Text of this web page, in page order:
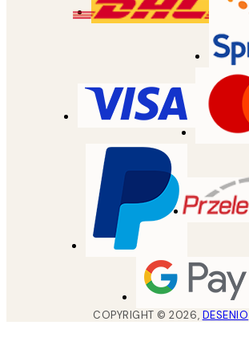
COPYRIGHT ©2026, DESENIO